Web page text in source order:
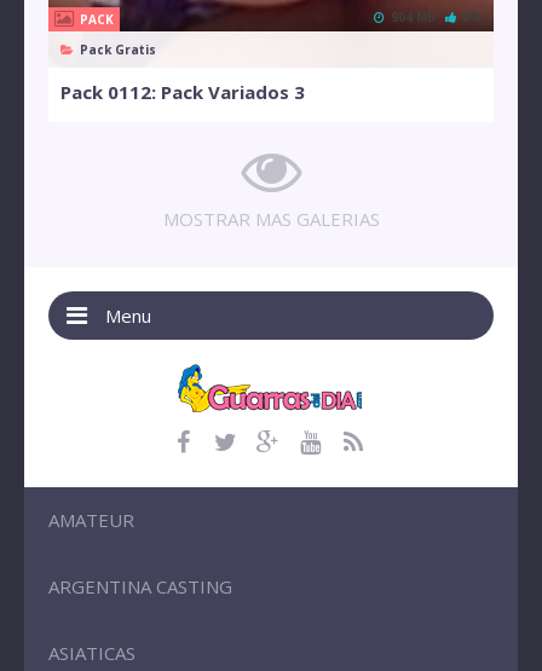
PACK
Pack Gratis
904 MB 0%
Pack 0112: Pack Variados 3
MOSTRAR MAS GALERIAS
Menu
AMATEUR
ARGENTINA CASTING
ASIATICAS